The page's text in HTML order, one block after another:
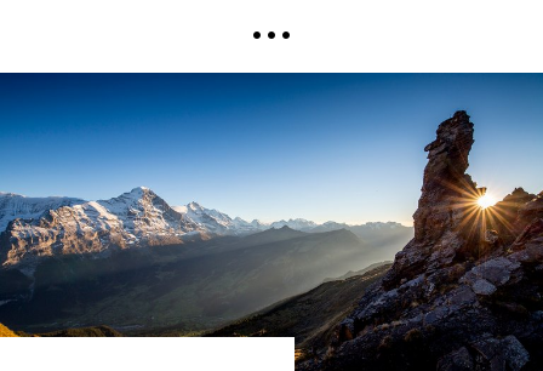
perceptibles.
Vous avez des questions, avez besoin de photos
professionnelles ou êtes à la recherche de
contacts pouvant répondre à vos questions
concernant les destinations souhaitées? Nous
vous aidons volontiers dans vos recherches en
vous mettant en relation avec les bons
interlocuteurs afin que vous obteniez les
...